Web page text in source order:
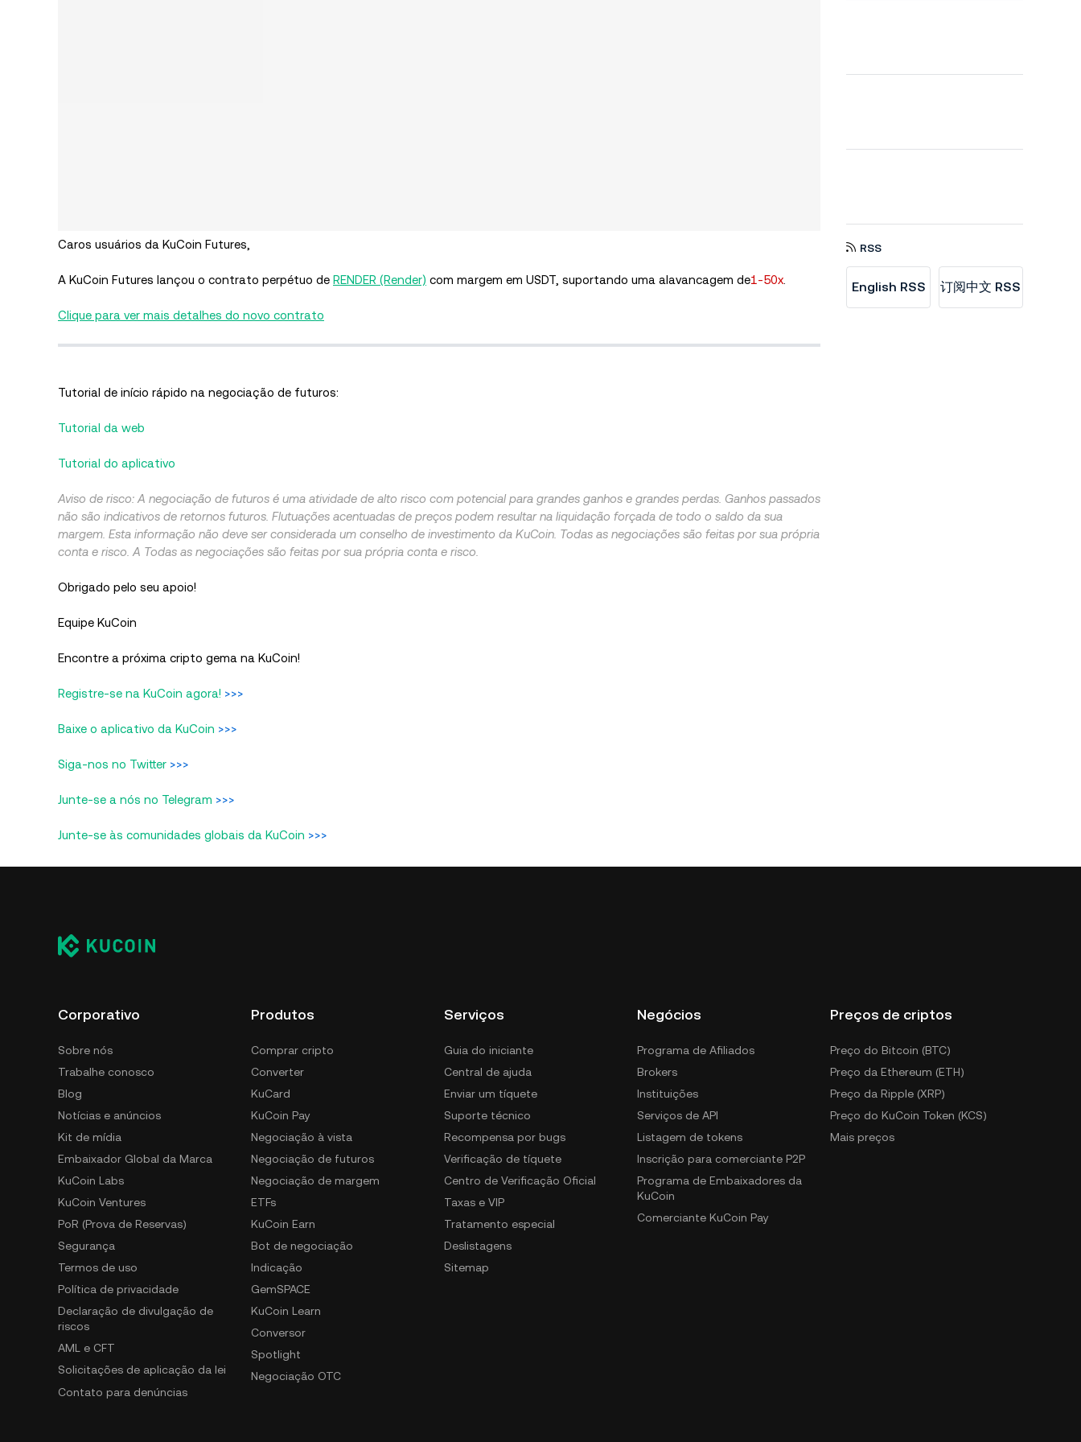
Caros usuários da KuCoin Futures,
A KuCoin Futures lançou o contrato perpétuo de RENDER (Render) com margem em USDT, suportando uma alavancagem de1-50x
Clique para ver mais detalhes do novo contrato
Tutorial de início rápido na negociação de futuros:
Tutorial da web
Tutorial do aplicativo
Aviso de risco: A negociação de futuros é uma atividade de alto risco com potencial para grandes ganhos e grandes perdas. Ganhos passados
​​não são indicativos de retornos futuros. Flutuações acentuadas de preços podem resultar na liquidação forçada de todo o saldo da sua
margem. Esta informação não deve ser considerada um conselho de investimento da KuCoin. Todas as negociações são feitas por sua própria
conta e risco. A Todas as negociações são feitas por sua própria conta e risco.
Obrigado pelo seu apoio!
Equipe KuCoin
Encontre a próxima cripto gema na KuCoin!
Registre-se na KuCoin agora! >>>
Baixe o aplicativo da KuCoin >>>
Siga-nos no Twitter >>>
Junte-se a nós no Telegram >>>
Junte-se às comunidades globais da KuCoin >>>
RSS
English RSS 订阅中文 RSS
Corporativo
Sobre nós
Trabalhe conosco
Blog
Notícias e anúncios
Kit de mídia
Embaixador Global da Marca
KuCoin Labs
KuCoin Ventures
PoR (Prova de Reservas)
Segurança
Termos de uso
Política de privacidade
Declaração de divulgação de
riscos
AML e CFT
Solicitações de aplicação da lei
Contato para denúncias
Produtos
Comprar cripto
Converter
KuCard
KuCoin Pay
Negociação à vista
Negociação de futuros
Negociação de margem
ETFs
KuCoin Earn
Bot de negociação
Indicação
GemSPACE
KuCoin Learn
Conversor
Spotlight
Negociação OTC
Serviços
Guia do iniciante
Central de ajuda
Enviar um tíquete
Suporte técnico
Recompensa por bugs
Verificação de tíquete
Centro de Verificação Oficial
Taxas e VIP
Tratamento especial
Deslistagens
Sitemap
Negócios
Programa de Afiliados
Brokers
Instituições
Serviços de API
Listagem de tokens
Inscrição para comerciante P2P
Programa de Embaixadores da
KuCoin
Comerciante KuCoin Pay
Preços de criptos
Preço do Bitcoin (BTC)
Preço da Ethereum (ETH)
Preço da Ripple (XRP)
Preço do KuCoin Token (KCS)
Mais preços